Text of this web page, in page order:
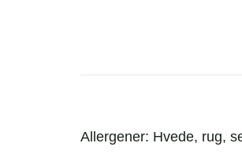
Allergener: Hvede, rug,